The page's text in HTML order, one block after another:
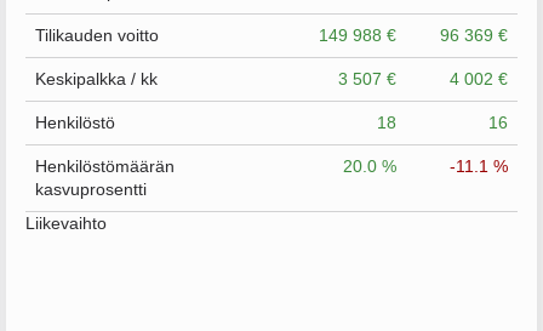
Tilikauden voitto 149 988 € 96 369 €
Keskipalkka / kk 3 507 € 4 002 €
Henkilöstö 18 16
Henkilöstömäärän
kasvuprosentti
20.0 % -11.1 %
Liikevaihto